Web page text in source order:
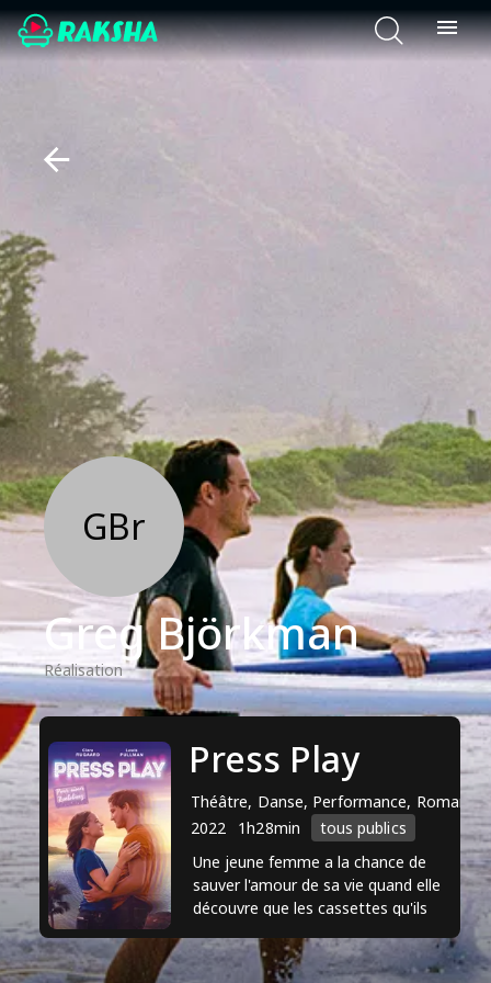
GBr
Greg Björkman
Réalisation
Press Play
Théâtre, Danse, Performance, Romance
2022
1h28min
tous publics
Une jeune femme a la chance de
sauver l'amour de sa vie quand elle
découvre que les cassettes qu'ils
voyager dans